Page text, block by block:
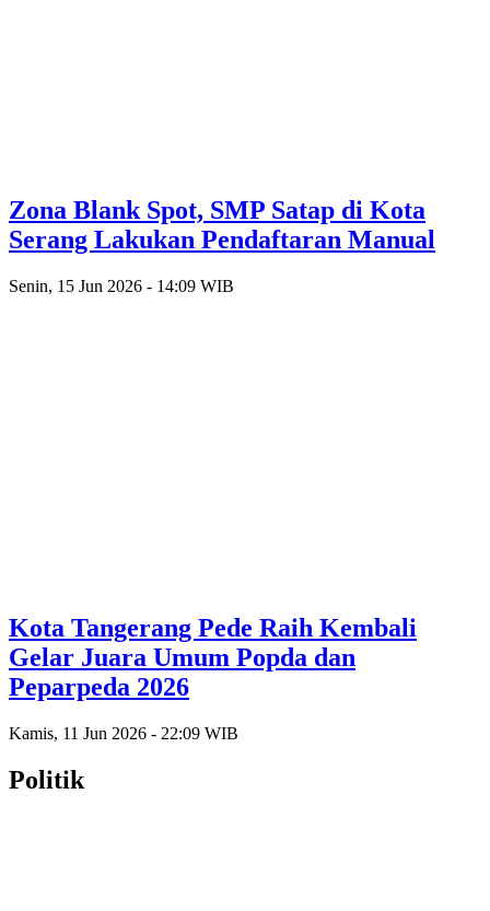
Zona Blank Spot, SMP Satap di Kota
Serang Lakukan Pendaftaran Manual
Senin, 15 Jun 2026 - 14:09 WIB
Kota Tangerang Pede Raih Kembali
Gelar Juara Umum Popda dan
Peparpeda 2026
Kamis, 11 Jun 2026 - 22:09 WIB
Politik